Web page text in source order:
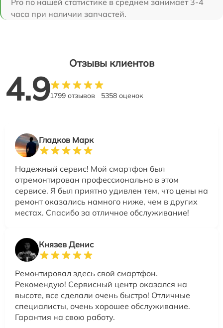
часа при наличии запчастей.
Отзывы клиентов
4.91799 отзывов 5358 оценок
Гладков Марк
Надежный сервис! Мой смартфон был
отремонтирован профессионально в этом
сервисе. Я был приятно удивлен тем, что цены на
ремонт оказались намного ниже, чем в других
местах. Спасибо за отличное обслуживание!
Князев Денис
Ремонтировал здесь свой смартфон.
Рекомендую! Сервисный центр оказался на
высоте, все сделали очень быстро! Отличные
специалисты, очень хорошее обслуживание.
Гарантия на свою работу.